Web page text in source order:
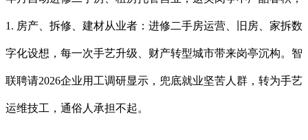
1. 房产、拆修、建材从业者：进修二手房运营、旧房、家拆数
字化设想，每一次手艺升级、财产转型城市带来岗亭沉构。智
联聘请2026企业用工调研显示，兜底就业坚苦人群，转为手艺
运维技工，通俗人承担不起。